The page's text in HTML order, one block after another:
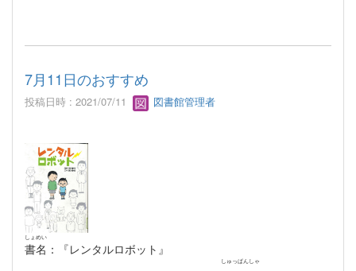
7月11日のおすすめ
投稿日時 : 2021/07/11 図書館管理者
書名
しょめい
：『レンタルロボット』
しゅっぱんしゃ